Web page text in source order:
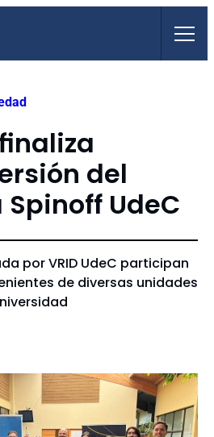
del
UdeC
por VRID UdeC participan
de diversas unidades